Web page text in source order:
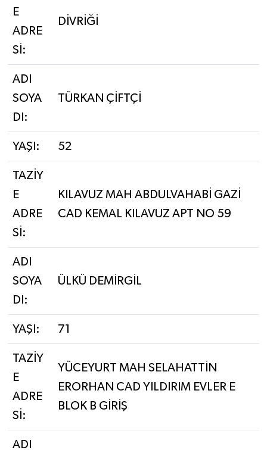
E
ADRE
Sİ:
DİVRİĞİ
ADI
SOYA
DI:
TÜRKAN ÇİFTÇİ
YAŞI: 52
TAZİY
E
ADRE
Sİ:
KILAVUZ MAH ABDULVAHABİ GAZİ
CAD KEMAL KILAVUZ APT NO 59
ADI
SOYA
DI:
ÜLKÜ DEMİRGİL
YAŞI: 71
TAZİY
E
ADRE
Sİ:
YÜCEYURT MAH SELAHATTİN
ERORHAN CAD YILDIRIM EVLER E
BLOK B GİRİŞ
ADI